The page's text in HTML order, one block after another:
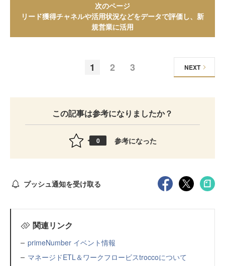
次のページ
リード獲得チャネルや活用状況などをデータで評価し、新
規営業に活用
1 2 3 NEXT
この記事は参考になりましたか？
0 参考になった
プッシュ通知を受け取る
関連リンク
primeNumber イベント情報
マネージドETL＆ワークフロービスtroccoについて